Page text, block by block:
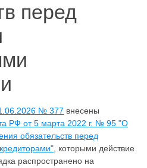
перед
№ 377 внесены
РФ от 5 марта 2022 г. № 95 "О
обязательств перед
, которыми действие
распространено на